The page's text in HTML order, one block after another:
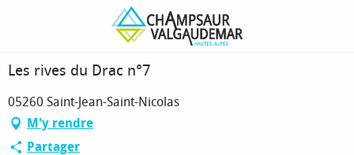
principal
Les rives du Drac n°7
Les rives du Drac n°7
05260 Saint-Jean-Saint-Nicolas
M'y rendre
Partager